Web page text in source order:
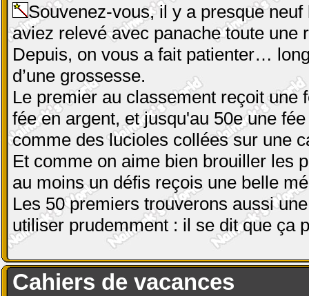
Souvenez-vous, il y a presque
aviez relevé avec panache toute
Depuis, on vous a fait patienter…
d’une grossesse.
Le premier au classement reçoit une
fée en argent, et jusqu'au 50e une
comme des lucioles collées sur une
Et comme on aime bien brouiller les
au moins un défis reçois une belle
Les 50 premiers trouverons aussi
utiliser prudemment : il se dit que
Cahiers de vacances